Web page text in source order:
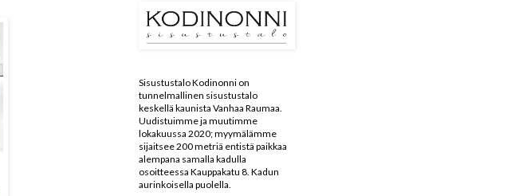
Sisustustalo Kodinonni on
tunnelmallinen sisustustalo
keskellä kaunista Vanhaa Raumaa.
Uudistuimme ja muutimme
lokakuussa 2020; myymälämme
sijaitsee 200 metriä entistä paikkaa
alempana samalla kadulla
osoitteessa Kauppakatu 8. Kadun
aurinkoisella puolella.